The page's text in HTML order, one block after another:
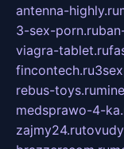
antenna-highly.ru
3-sex-porn.ru
viagra-tablet.ru
fincontech.ru
rebus-toys.ru
medsprawo-4-
zajmy24.ru